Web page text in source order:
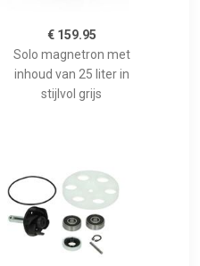
€ 159.95
Solo magnetron met
inhoud van 25 liter in
stijlvol grijs